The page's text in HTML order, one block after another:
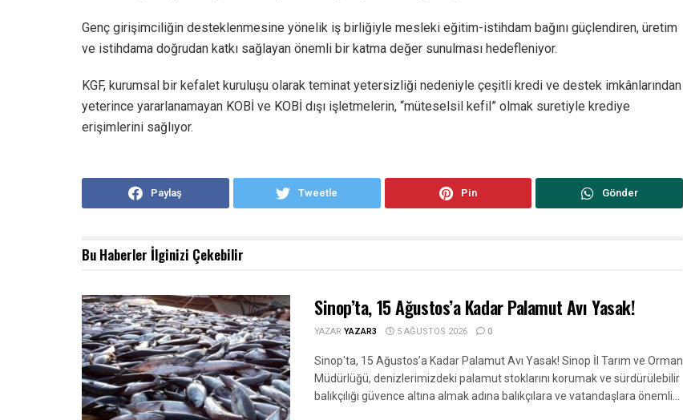
Genç girişimciliğin desteklenmesine yönelik iş birliğiyle mesleki eğitim-istihdam bağını güçlendiren, üretim
ve istihdama doğrudan katkı sağlayan önemli bir katma değer sunulması hedefleniyor.
KGF, kurumsal bir kefalet kuruluşu olarak teminat yetersizliği nedeniyle çeşitli kredi ve destek imkânlarından
yeterince yararlanamayan KOBİ ve KOBİ dışı işletmelerin, “müteselsil kefil” olmak suretiyle krediye
erişimlerini sağlıyor.
Paylaş Tweetle Pin Gönder
Bu Haberler İlginizi Çekebilir
Sinop’ta, 15 Ağustos’a Kadar Palamut Avı Yasak!
YAZAR YAZAR3 5 AĞUSTOS 2026 0
Sinop'ta, 15 Ağustos’a Kadar Palamut Avı Yasak! Sinop İl Tarım ve Orman
Müdürlüğü, denizlerimizdeki palamut stoklarını korumak ve sürdürülebilir
balıkçılığı güvence altına almak adına balıkçılara ve vatandaşlara önemli...